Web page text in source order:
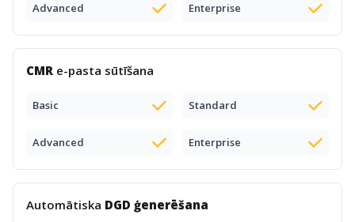
Advanced Enterprise
CMR e-pasta sūtīšana
Basic Standard
Advanced Enterprise
Automātiska DGD ģenerēšana